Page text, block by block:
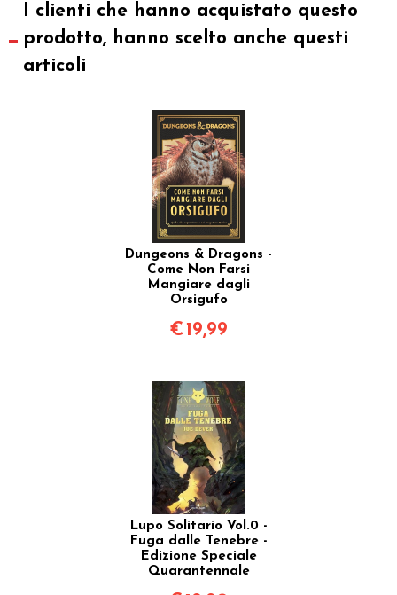
I clienti che hanno acquistato questo
prodotto, hanno scelto anche questi
articoli
Dungeons & Dragons -
Come Non Farsi
Mangiare dagli
Orsigufo
€ 19,99
Lupo Solitario Vol.0 -
Fuga dalle Tenebre -
Edizione Speciale
Quarantennale